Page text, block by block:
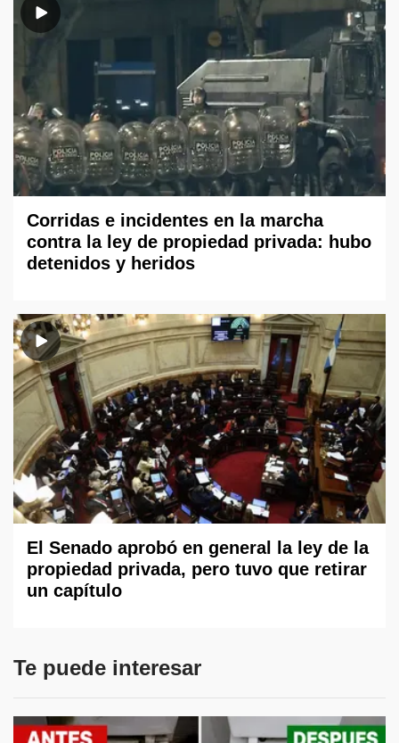
Corridas e incidentes en la marcha
contra la ley de propiedad privada: hubo
detenidos y heridos
El Senado aprobó en general la ley de la
propiedad privada, pero tuvo que retirar
un capítulo
Te puede interesar